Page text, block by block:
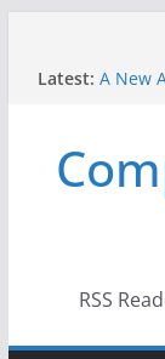
Latest: A New
Why
One
US
When
RSS